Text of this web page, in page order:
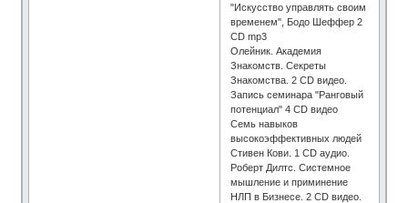
"Искусство управлять своим
временем", Бодо Шеффер 2
CD mp3
Олейник. Академия
Знакомств. Секреты
Знакомства. 2 CD видео.
Запись семинара "Ранговый
потенциал" 4 CD видео
Семь навыков
высокоэффективных людей
Стивен Кови. 1 CD аудио.
Роберт Дилтс. Системное
мышление и приминение
НЛП в Бизнесе. 2 CD видео.